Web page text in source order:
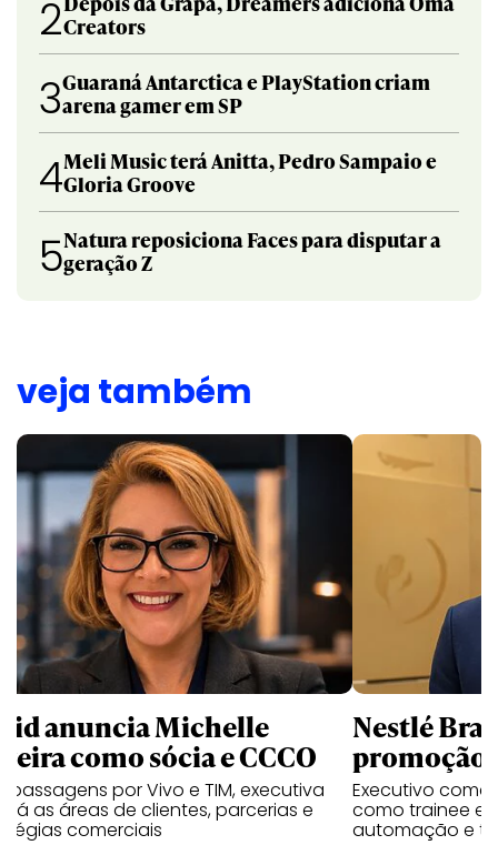
2Creators
3Guaraná Antarctica e PlayStation criam
arena gamer em SP
4Meli Music terá Anitta, Pedro Sampaio e
Gloria Groove
5Natura reposiciona Faces para disputar a
geração Z
veja também
anuncia Michelle
como sócia e CCCO
passagens por Vivo e TIM, executiva
as áreas de clientes, parcerias e
comerciais
Nestlé
promoção
Executivo
como trainee e
automação e